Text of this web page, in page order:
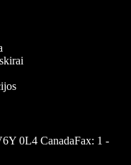
0L4 CanadaFax: 1 -